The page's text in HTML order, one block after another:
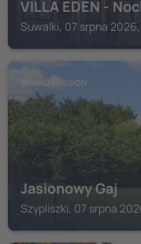
VILLA EDEN -
Suwalki, 07 srpna
SUWALKI REGION
Jasionowy Gaj
Szypliszki, 07 srpna